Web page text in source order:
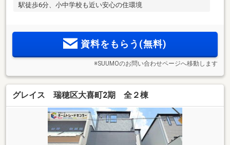
駅徒歩6分、小中学校も近い安心の住環境
資料をもらう(無料)
※SUUMOのお問い合わせページへ移動します
グレイス 瑞穂区大喜町2期 全２棟